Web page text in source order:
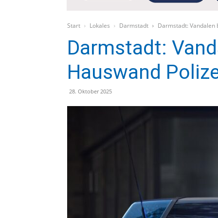
Start Lokales Darmstadt Darmstadt: Vandalen
Darmstadt:
Hauswand
28. Oktober 2025